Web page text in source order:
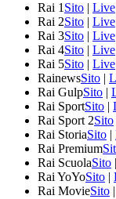
Rai 1 Sito | Live
Rai 2Sito | Live
Rai 3Sito | Live
Rai 4Sito | Live
Rai 5Sito | Live
RainewsSito |
Rai GulpSito |
Rai SportSito |
Rai Sport 2Sito
Rai StoriaSito |
Rai Premium
Rai ScuolaSito |
Rai YoYoSito |
Rai MovieSito |